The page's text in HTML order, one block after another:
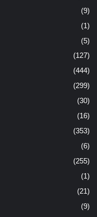
(9)
(1)
(5)
(127)
(444)
(299)
(30)
(16)
(353)
(6)
(255)
(1)
(21)
(9)